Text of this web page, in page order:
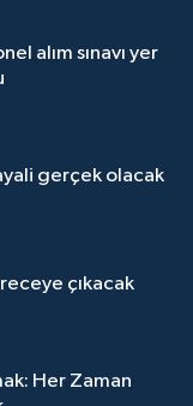
alım sınavı yer
gerçek olacak
çıkacak
Her Zaman